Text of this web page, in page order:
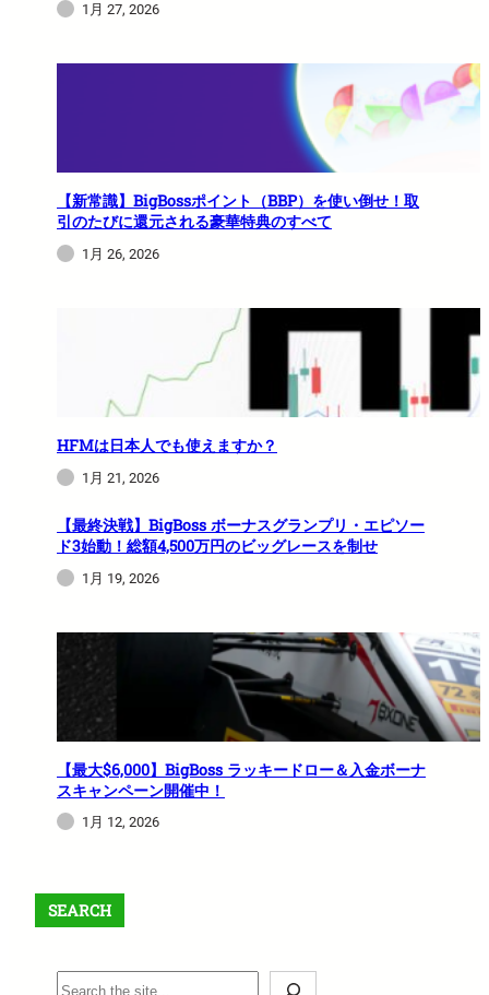
1月 27, 2026
【新常識】BigBossポイント（BBP）を使い倒せ！取
引のたびに還元される豪華特典のすべて
1月 26, 2026
HFMは日本人でも使えますか？
1月 21, 2026
【最終決戦】BigBoss ボーナスグランプリ・エピソー
ド3始動！総額4,500万円のビッグレースを制せ
1月 19, 2026
【最大$6,000】BigBoss ラッキードロー＆入金ボーナ
スキャンペーン開催中！
1月 12, 2026
SEARCH
S